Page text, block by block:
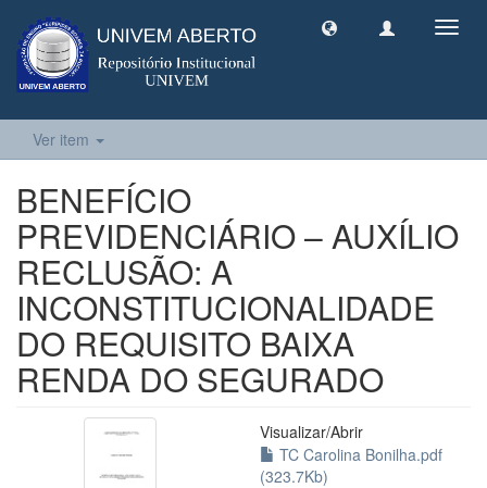
Ver item
BENEFÍCIO
PREVIDENCIÁRIO – AUXÍLIO
RECLUSÃO: A
INCONSTITUCIONALIDADE
DO REQUISITO BAIXA
RENDA DO SEGURADO
Visualizar/Abrir
TC Carolina Bonilha.pdf
(323.7Kb)